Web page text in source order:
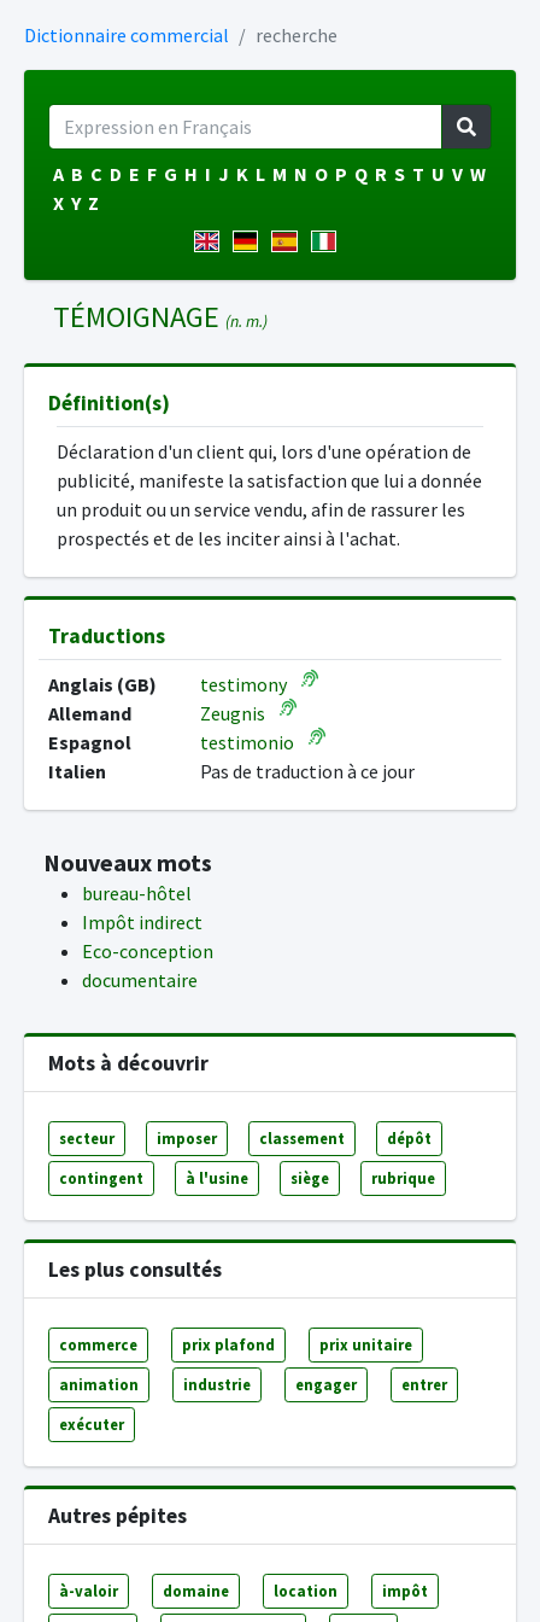
Dictionnaire commercial recherche
A B C D E F G H I J K L M N O P Q R S T U V W
X Y Z
TÉMOIGNAGE (n. m.)
Définition(s)
Déclaration d'un client qui, lors d'une opération de
publicité, manifeste la satisfaction que lui a donnée
un produit ou un service vendu, afin de rassurer les
prospectés et de les inciter ainsi à l'achat.
Traductions
Anglais (GB)
testimony
Allemand
Zeugnis
Espagnol
testimonio
Italien
Pas de traduction à ce jour
Nouveaux mots
bureau-hôtel
Impôt indirect
Eco-conception
documentaire
Mots à découvrir
secteur imposer classement dépôt
contingent à l'usine siège rubrique
Les plus consultés
commerce prix plafond prix unitaire
animation industrie engager entrer
exécuter
Autres pépites
à-valoir domaine location impôt